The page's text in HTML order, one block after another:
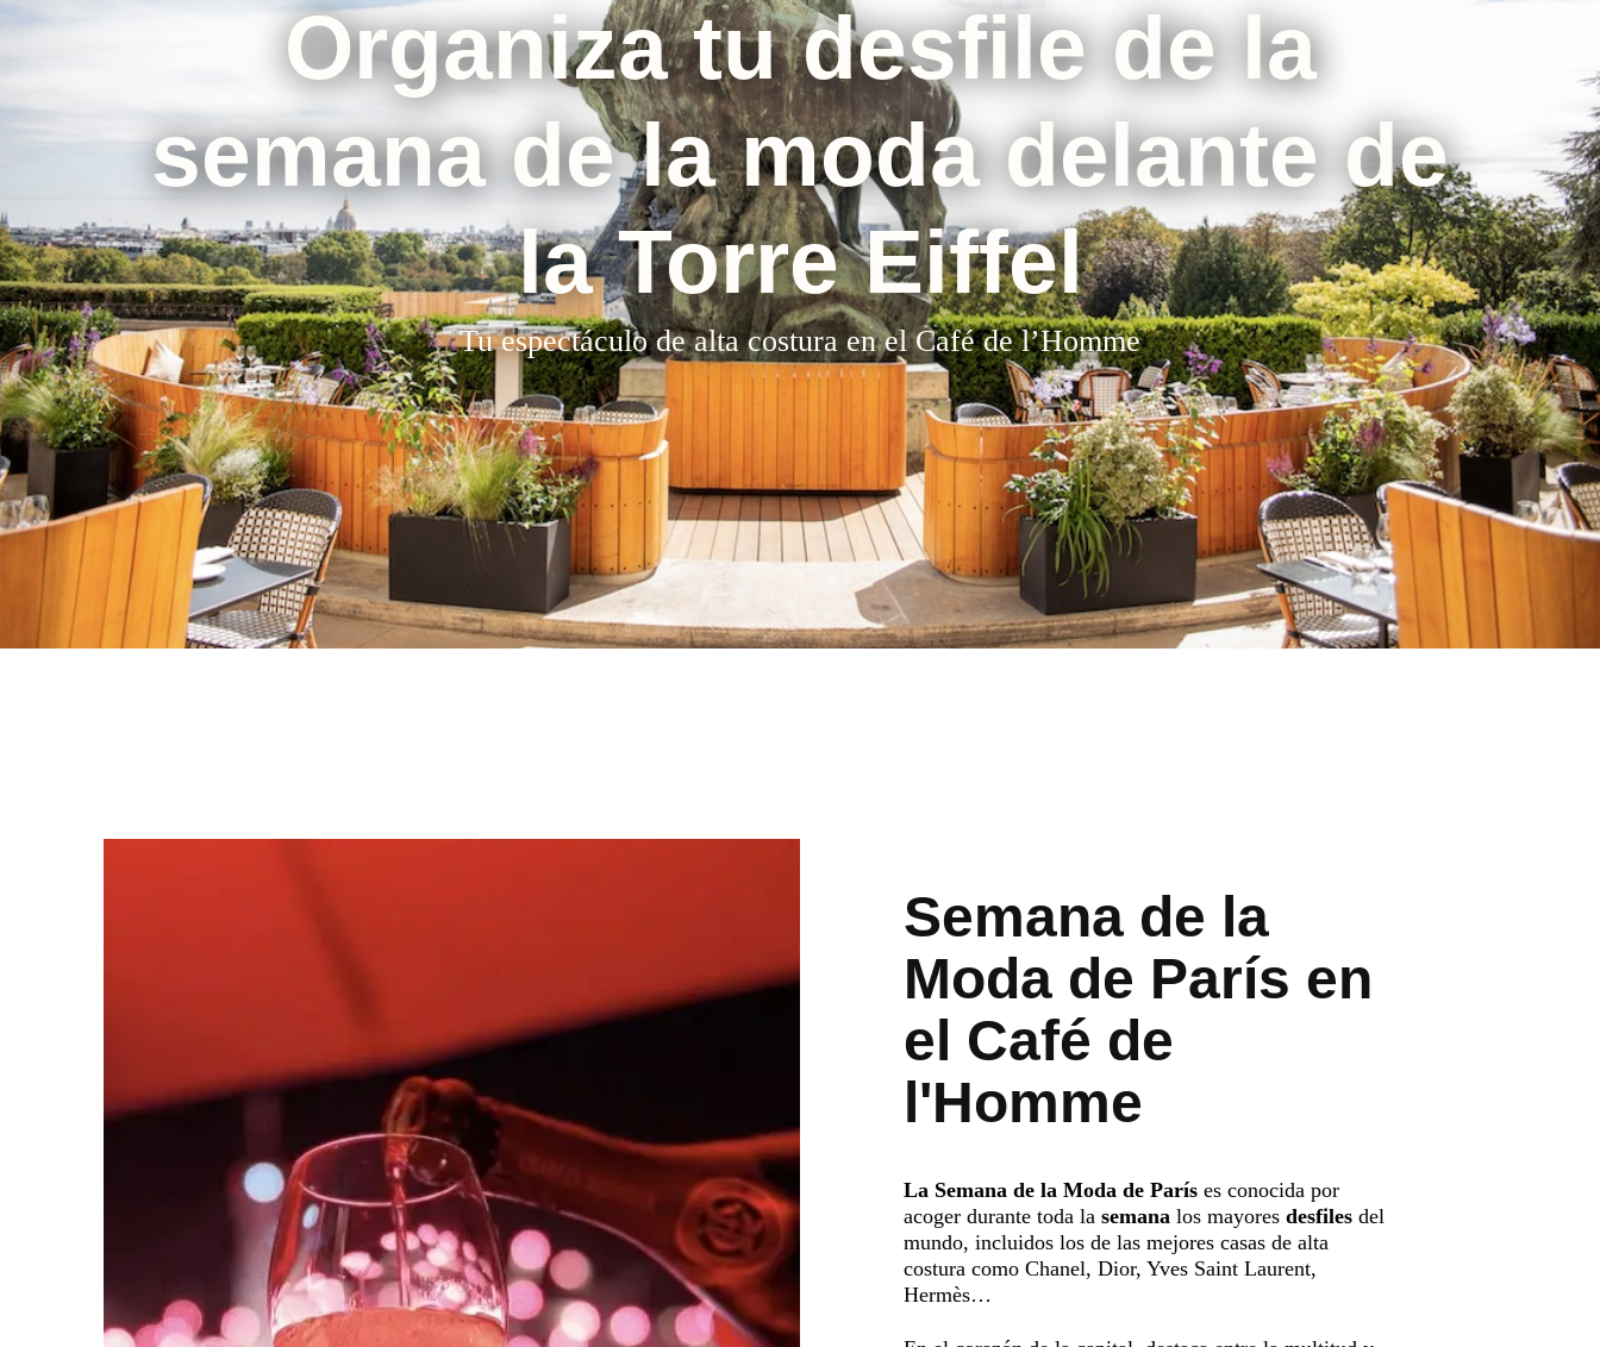
Organiza tu desfile de la
semana de la moda delante de
la Torre Eiffel
Tu espectáculo de alta costura en el Café de l’Homme
Semana de la
Moda de París en
el Café de
l'Homme
La Semana de la Moda de París es conocida por
acoger durante toda la semana los mayores desfiles del
mundo, incluidos los de las mejores casas de alta
costura como Chanel, Dior, Yves Saint Laurent,
Hermès…